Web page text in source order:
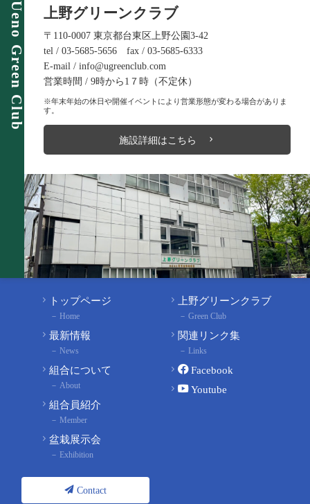
Ueno Green Club 上野グリーンクラブ
〒110-0007 東京都台東区上野公園3-42
tel / 03-5685-5656 fax / 03-5685-6333
E-mail / info@ugreenclub.com
営業時間 / 9時から1７時（不定休）
※年末年始の休日や開催イベントにより営業形態が変わる場合がありま
す。
施設詳細はこちら
トップページ
Home
最新情報
News
組合について
About
組合員紹介
Member
盆栽展示会
Exhibition
上野グリーンクラブ
Green Club
関連リンク集
Links
Facebook
Youtube
Contact